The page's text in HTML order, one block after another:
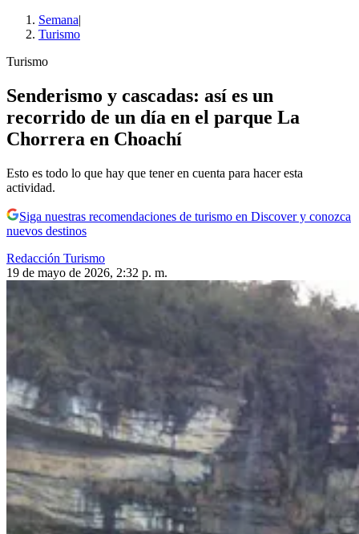
Semana|
Turismo
Turismo
Senderismo y cascadas: así es un
recorrido de un día en el parque La
Chorrera en Choachí
Esto es todo lo que hay que tener en cuenta para hacer esta
actividad.
Siga nuestras recomendaciones de turismo en Discover y conozca
nuevos destinos
Redacción Turismo
19 de mayo de 2026, 2:32 p. m.